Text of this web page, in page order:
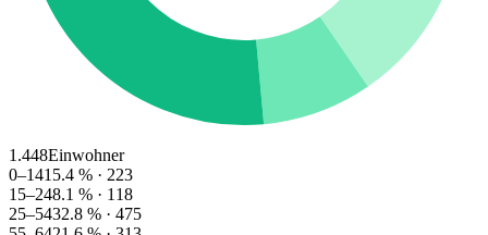
1.448Einwohner
0–1415.4 % · 223
15–248.1 % · 118
25–5432.8 % · 475